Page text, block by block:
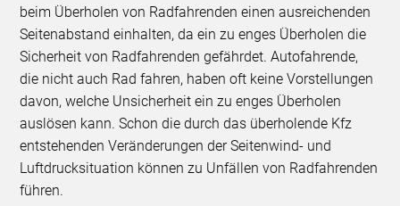
beim Überholen von Radfahrenden einen ausreichenden
Seitenabstand einhalten, da ein zu enges Überholen die
Sicherheit von Radfahrenden gefährdet. Autofahrende,
die nicht auch Rad fahren, haben oft keine Vorstellungen
davon, welche Unsicherheit ein zu enges Überholen
auslösen kann. Schon die durch das überholende Kfz
entstehenden Veränderungen der Seitenwind- und
Luftdrucksituation können zu Unfällen von Radfahrenden
führen.